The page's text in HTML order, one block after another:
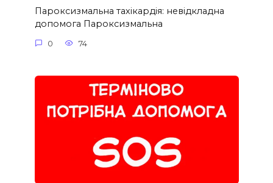
Пароксизмальна тахікардія: невідкладна
допомога Пароксизмальна
0 74